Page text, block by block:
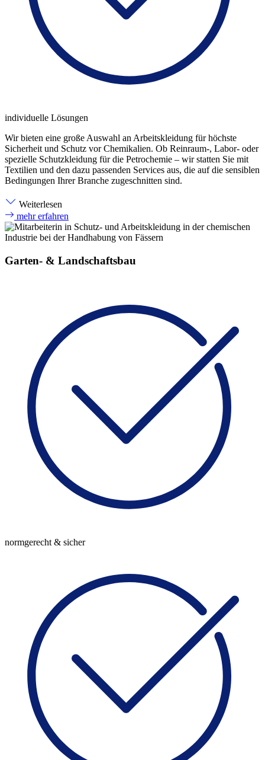
individuelle Lösungen
Wir bieten eine große Auswahl an Arbeitskleidung für höchste
Sicherheit und Schutz vor Chemikalien. Ob Reinraum-, Labor- oder
spezielle Schutzkleidung für die Petrochemie – wir statten Sie mit
Textilien und den dazu passenden Services aus, die auf die sensiblen
Bedingungen Ihrer Branche zugeschnitten sind.
Weiterlesen
mehr erfahren
Garten- & Landschaftsbau
normgerecht & sicher